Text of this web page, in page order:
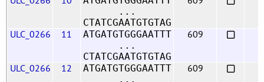
...
CTATCGAATGTGTAG
ULC_0266 11
ATGATGTGGGAATTT
...
CTATCGAATGTGTAG
609
ULC_0266 12
ATGATGTGGGAATTT
...
609